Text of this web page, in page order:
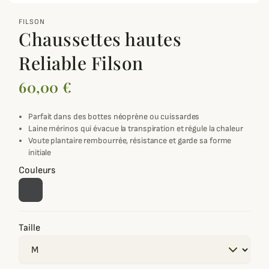
FILSON
Chaussettes hautes
Reliable Filson
60,00 €
Parfait dans des bottes néoprène ou cuissardes
Laine mérinos qui évacue la transpiration et régule la chaleur
Voute plantaire rembourrée, résistance et garde sa forme
initiale
Couleurs
Taille